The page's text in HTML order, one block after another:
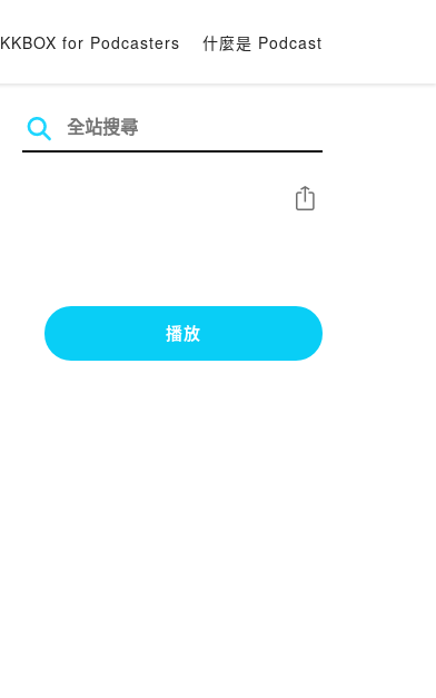
KKBOX for Podcasters 什麼是 Podcast
分享
播放